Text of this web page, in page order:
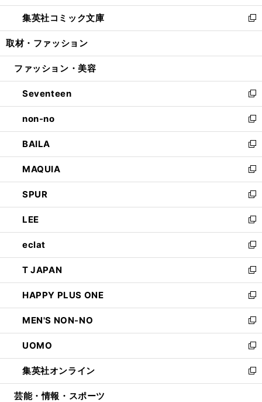
開
く
ウ
で
開
ン
ド
ウ
開
ウ
ィ
ン
ウ
開
く
し
い
ウ
ン
ウ
で
開
く
集英社コミック文庫
新
し
ウ
ン
ド
ウ
で
開
く
取材・ファッション
ファッション・美容
Seventeen
新
し
い
ウ
ィ
ン
ド
ウ
で
開
く
non-no
新
し
い
ウ
ィ
ン
ド
ウ
で
開
く
BAILA
新
し
い
ウ
ィ
ン
ド
ウ
で
開
く
MAQUIA
新
し
い
ウ
ィ
ン
ド
ウ
で
開
く
SPUR
新
し
い
ウ
ィ
ン
ド
ウ
で
開
く
LEE
新
し
い
ウ
ィ
ン
ド
ウ
で
開
く
eclat
新
し
い
ウ
ィ
ン
ド
ウ
で
開
く
T JAPAN
新
し
い
ウ
ィ
ン
ド
ウ
で
開
HAPPY PLUS ONE
新
し
い
ウ
ィ
ン
ド
ウ
MEN'S NON-NO
新
し
い
ウ
ィ
ン
UOMO
新
し
い
ウ
集英社オンライン
新
し
芸能・情報・スポーツ